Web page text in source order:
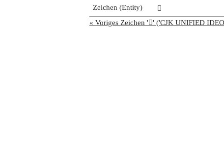
Zeichen (Entity)
𩫥
« Voriges Zeichen '𩫤' ('CJK UNIFIED